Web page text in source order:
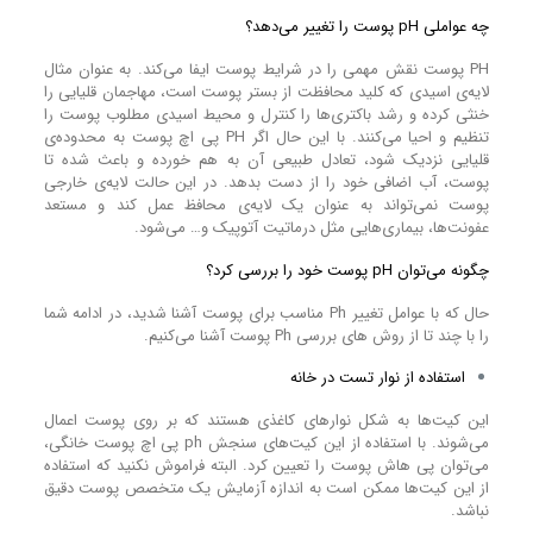
چه عواملی pH پوست را تغییر می‌دهد؟
PH پوست نقش مهمی را در شرایط پوست ایفا می‌کند. به عنوان مثال
لایه‌ی اسیدی که کلید محافظت از بستر پوست است، مهاجمان قلیایی را
خنثی کرده و رشد باکتری‌ها را کنترل و محیط اسیدی مطلوب پوست را
تنظیم و احیا می‌کنند. با این حال اگر PH پی اچ پوست به محدوده‌ی
قلیایی نزدیک شود، تعادل طبیعی آن به هم خورده و باعث شده تا
پوست، آب اضافی خود را از دست بدهد. در این حالت لایه‌ی خارجی
پوست نمی‌تواند به عنوان یک لایه‌ی محافظ عمل کند و مستعد
عفونت‌ها، بیماری‌هایی مثل درماتیت آتوپیک و… می‌شود.
چگونه می‌توان pH پوست خود را بررسی کرد؟
حال که با عوامل تغییر Ph مناسب برای پوست آشنا شدید، در ادامه شما
را با چند تا از روش‌‌ های بررسی Ph پوست آشنا می‌کنیم.
استفاده از نوار تست در خانه
این کیت‌ها به شکل نوارهای کاغذی هستند که بر روی پوست اعمال
می‌شوند. با استفاده از این کیت‌های سنجش ph پی اچ پوست خانگی،
می‌توان پی هاش پوست را تعیین کرد. البته فراموش نکنید که استفاده
از این کیت‌ها ممکن است به اندازه آزمایش یک متخصص پوست دقیق
نباشد.